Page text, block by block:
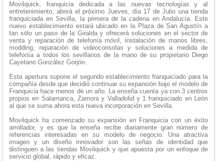
Movilquick, franquicia dedicada a las nuevas tecnologías y al
entretenimiento, abrirá el próximo Jueves, día 17 de Julio una tienda
franquiciada en Sevilla, la primera de la cadena en Andalucía. Este
nuevo establecimiento estará ubicado en la Plaza de San Agustín a
tan sólo un paso de la Giralda y ofrecerá soluciones en el sector de
venta y reparación de telefonía móvil, instalación de manos libres,
modding, reparación de videoconsolas y soluciones a medida de
telefonía a todos los sevillanos de la mano de su propietario Diego
Cayetano González Gorjón.
Esta apertura supone el segundo establecimiento franquiciado para la
compañía desde que decidió continuar su expansión bajo el modelo de
Franquicia hace menos de un año. La enseña cuenta ya con 3 centros
propios en Salamanca, Zamora y Valladolid y 1 franquiciado en León
al que se suma ahora esta nueva incorporación en Sevilla.
Movilquick ha comenzado su expansión en Franquicia con un éxito
arrollador, y es que la enseña recibe diariamente gran número de
referencias interesadas en su modelo de negocio. Una atractiva
imagen y un diseño innovador son las señas de identidad que
distinguen a las tiendas Movilquick y que apuesta por un enfoque de
servicio global, rápido y eficaz.